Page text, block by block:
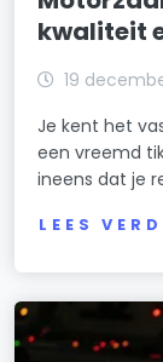
kwaliteit
19
Je kent het
een vreemd
ineens dat je
LEES